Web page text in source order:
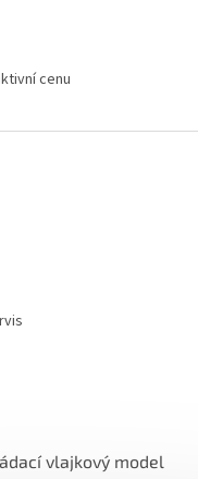
cenu
vlajkový model